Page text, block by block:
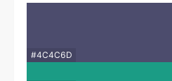
#4C4C6D